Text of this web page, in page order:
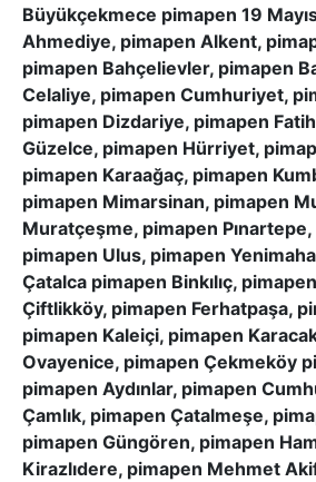
Büyükçekmece pimapen 19
Ahmediye, pimapen Alkent,
pimapen Bahçelievler, pimapen
Celaliye, pimapen Cumhuriyet,
pimapen Dizdariye, pimapen
Güzelce, pimapen Hürriyet,
pimapen Karaağaç, pimapen
pimapen Mimarsinan, pimapen
Muratçeşme, pimapen
pimapen Ulus, pimapen
Çatalca pimapen Binkılıç,
Çiftlikköy, pimapen Ferhatpaşa,
pimapen Kaleiçi, pimapen
Ovayenice, pimapen Çekmeköy
pimapen Aydınlar, pimapen
Çamlık, pimapen Çatalmeşe,
pimapen Güngören, pimapen
Kirazlıdere, pimapen Mehmet